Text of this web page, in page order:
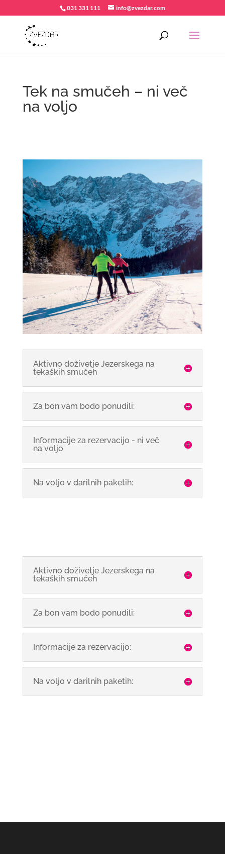
031 331 111 info@zvezdar.com
Tek na smučeh – ni več
na voljo
Aktivno doživetje Jezerskega na
tekaških smučeh
Za bon vam bodo ponudili:
Informacije za rezervacijo - ni več
na voljo
Na voljo v darilnih paketih:
Aktivno doživetje Jezerskega na
tekaških smučeh
Za bon vam bodo ponudili:
Informacije za rezervacijo:
Na voljo v darilnih paketih: